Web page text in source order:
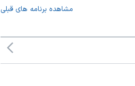
مشاهده برنامه های قبلی